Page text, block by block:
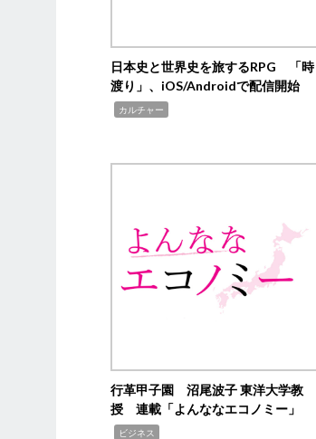
日本史と世界史を旅するRPG 「時
渡り」、iOS/Androidで配信開始
カルチャー
行革甲子園 沼尾波子 東洋大学教
授 連載「よんななエコノミー」
ビジネス